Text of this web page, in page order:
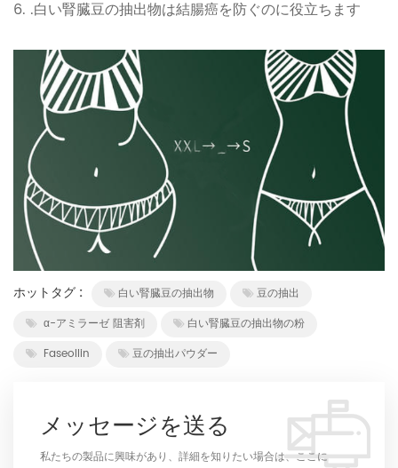
6. .白い腎臓豆の抽出物は結腸癌を防ぐのに役立ちます
ホットタグ : 白い腎臓豆の抽出物
豆の抽出
α-アミラーゼ 阻害剤
白い腎臓豆の抽出物の粉
Faseollin
豆の抽出パウダー
メッセージを送る
私たちの製品に興味があり、詳細を知りたい場合は、ここに